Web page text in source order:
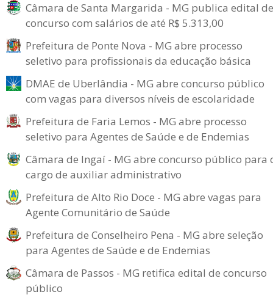
Câmara de Santa Margarida - MG publica edital de
concurso com salários de até R$ 5.313,00
Prefeitura de Ponte Nova - MG abre processo
seletivo para profissionais da educação básica
DMAE de Uberlândia - MG abre concurso público
com vagas para diversos níveis de escolaridade
Prefeitura de Faria Lemos - MG abre processo
seletivo para Agentes de Saúde e de Endemias
Câmara de Ingaí - MG abre concurso público para
cargo de auxiliar administrativo
Prefeitura de Alto Rio Doce - MG abre vagas para
Agente Comunitário de Saúde
Prefeitura de Conselheiro Pena - MG abre seleção
para Agentes de Saúde e de Endemias
Câmara de Passos - MG retifica edital de concurso
público